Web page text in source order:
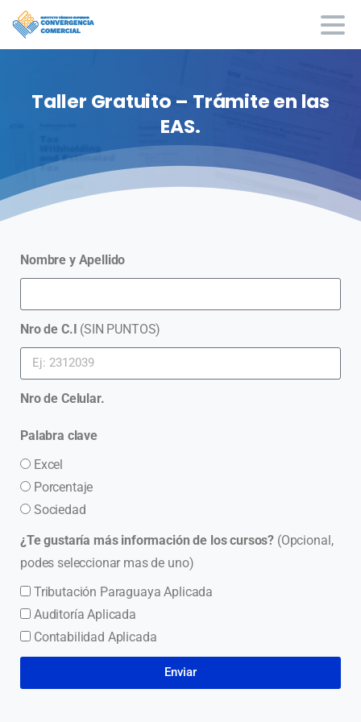
Taller Gratuito – Trámiteen las
EAS.
Nombre y Apellido
Nro de C.I (SIN PUNTOS)
Nro de Celular.
Palabra clave
Excel
Porcentaje
Sociedad
¿Te gustaría más información de los cursos? (Opcional,
podes seleccionar mas de uno)
Tributación Paraguaya Aplicada
Auditoría Aplicada
Contabilidad Aplicada
Enviar